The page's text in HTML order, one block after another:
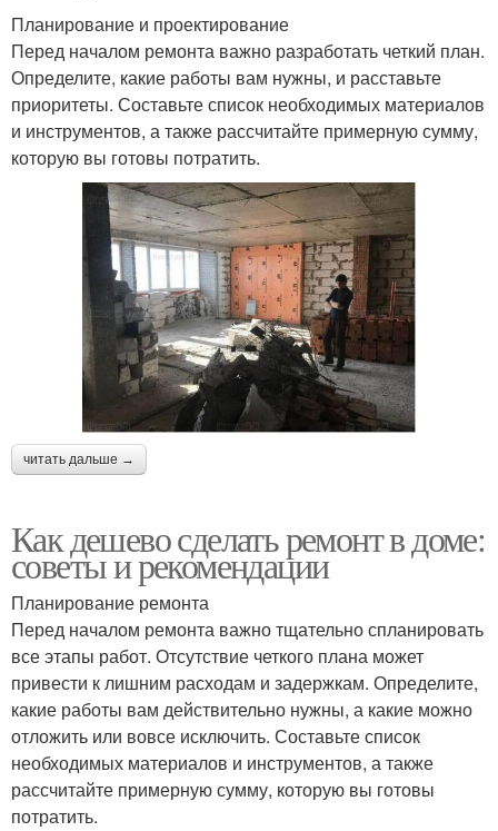
Планирование и проектирование
Перед началом ремонта важно разработать четкий план.
Определите, какие работы вам нужны, и расставьте
приоритеты. Составьте список необходимых материалов
и инструментов, а также рассчитайте примерную сумму,
которую вы готовы потратить.
читать дальше →
Как дешево сделать ремонт в доме:
советы и рекомендации
Планирование ремонта
Перед началом ремонта важно тщательно спланировать
все этапы работ. Отсутствие четкого плана может
привести к лишним расходам и задержкам. Определите,
какие работы вам действительно нужны, а какие можно
отложить или вовсе исключить. Составьте список
необходимых материалов и инструментов, а также
рассчитайте примерную сумму, которую вы готовы
потратить.